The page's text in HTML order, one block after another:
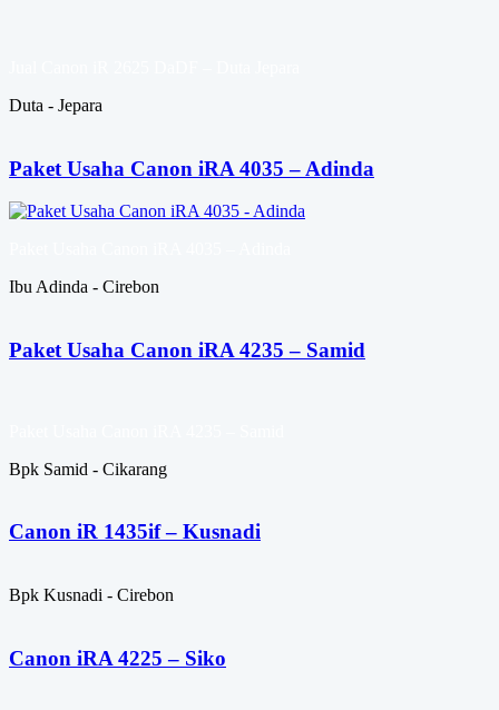
Duta - Jepara
Paket Usaha Canon iRA 4035 – Adinda
Ibu Adinda - Cirebon
Paket Usaha Canon iRA 4235 – Samid
Bpk Samid - Cikarang
Canon iR 1435if – Kusnadi
Bpk Kusnadi - Cirebon
Canon iRA 4225 – Siko